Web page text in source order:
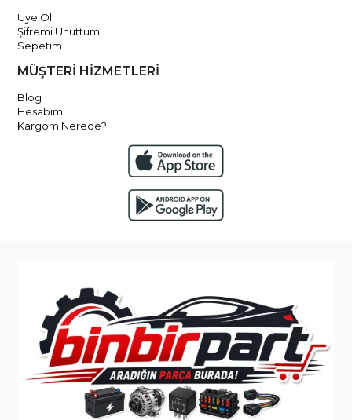
Üye Ol
Şifremi Unuttum
Sepetim
MÜŞTERİ HİZMETLERİ
Blog
Hesabım
Kargom Nerede?